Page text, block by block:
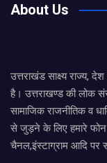
About Us
उत्तराखंड साक्ष्य राज्य,
है। उत्तराखण्ड की लोक
सामाजिक राजनीतिक व
से जुड़ने के लिए हमारे
चैनल,इंस्टाग्राम आदि पर